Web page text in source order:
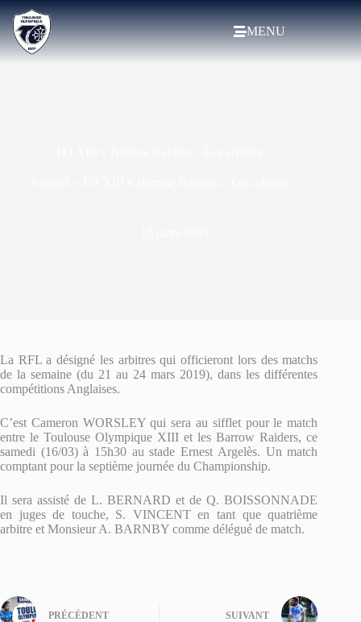
MENU
La RFL a désigné les arbitres qui officieront lors des matchs
de la semaine (du 21 au 24 mars 2019), dans les différentes
compétitions Anglaises.
C’est Cameron WORSLEY qui sera au sifflet pour le match
entre le Toulouse Olympique XIII et les Barrow Raiders, ce
samedi (16/03) à 15h30 au stade Ernest Argelès. Un match
comptant pour la septième journée du Championship.
Il sera assisté de L. BERNARD et de Q. BOISSONNADE
en juges de touche, S. VINCENT en tant que quatrième
arbitre et Monsieur A. BARNBY comme délégué de match.
PRÉCÉDENT SUIVANT